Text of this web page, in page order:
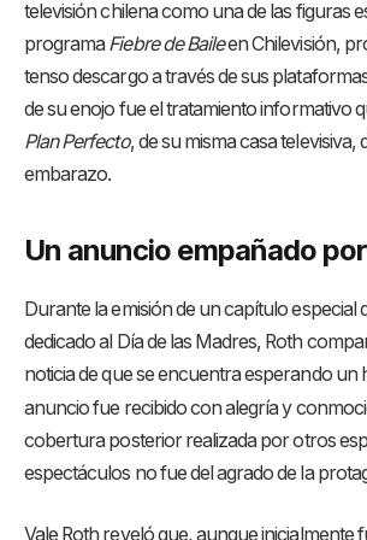
televisión chilena como una de las figuras
programa Fiebre de Baileen Chilevisión,
tenso descargo a través de sus
de su enojo fue el tratamiento informativo
Plan Perfecto, de su misma casa televisiva,
embarazo.
Un anuncio empañado
Durante la emisión de un capítulo especial
dedicado al Día de las Madres, Roth
noticia de que se encuentra esperando un
anuncio fue recibido con alegría y
cobertura posterior realizada por otros
espectáculos no fue del agrado de la
Vale Roth reveló que, aunque inicialmente